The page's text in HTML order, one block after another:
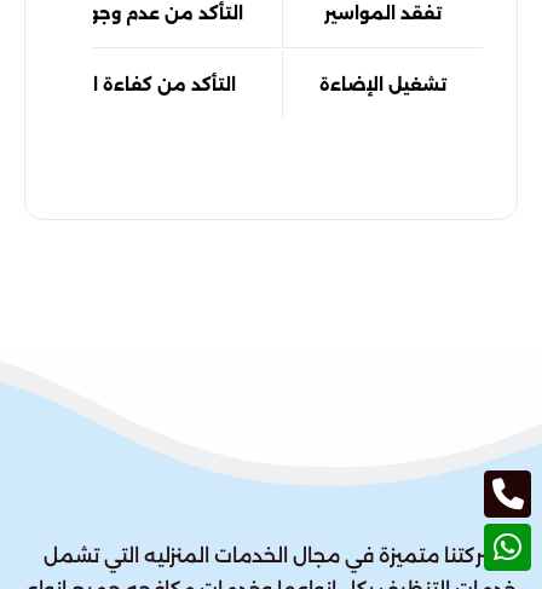
تفقد المواسير التأكد من عدم وجود تسربات
تشغيل الإضاءة التأكد من كفاءة التشغيل
شركتنا متميزة في مجال الخدمات المنزليه التي تشمل